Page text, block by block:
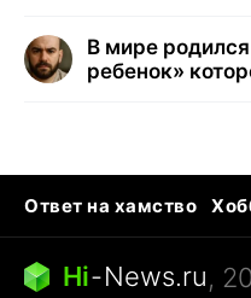
В мире
ребенок»
Ответ на хамство
Бензин 100 и 95
Следующая пандемия
Hi-News.ru,